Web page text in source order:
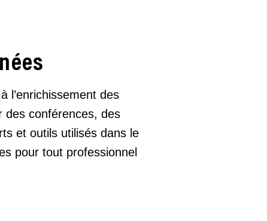
l’enrichissement des
des conférences, des
et outils utilisés dans le
pour tout professionnel